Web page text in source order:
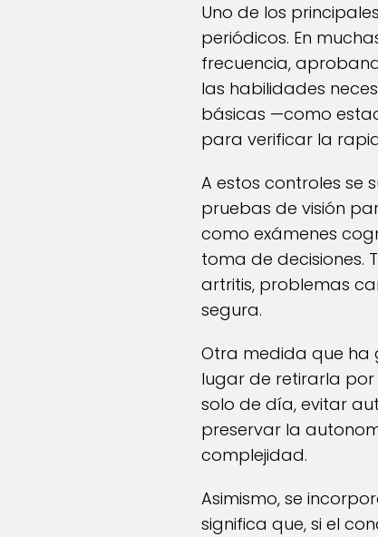
Uno de los
periódicos. En
frecuencia,
las habilidades
básicas —como
para verificar la
A estos controles se
pruebas de visión
como exámenes
toma de decisiones.
artritis, problemas
segura.
Otra medida que ha
lugar de retirarla por
solo de día, evitar
preservar la
complejidad.
Asimismo, se
significa que, si el